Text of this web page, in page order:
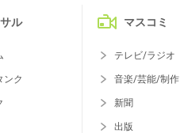
ル
ンク
マスコミ
テレビ/ラジオ
音楽/芸能/制作
新聞
出版